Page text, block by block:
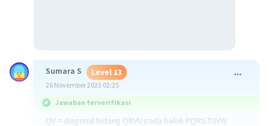
Sumara S Level 13
26 November 2023 02:25
Jawaban terverifikasi
QV = diagonal bidang QRVU pada balok PQRS.TUVW